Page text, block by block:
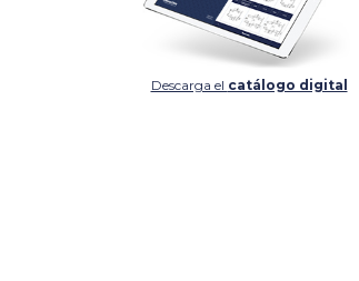
Descarga el catálogo digital